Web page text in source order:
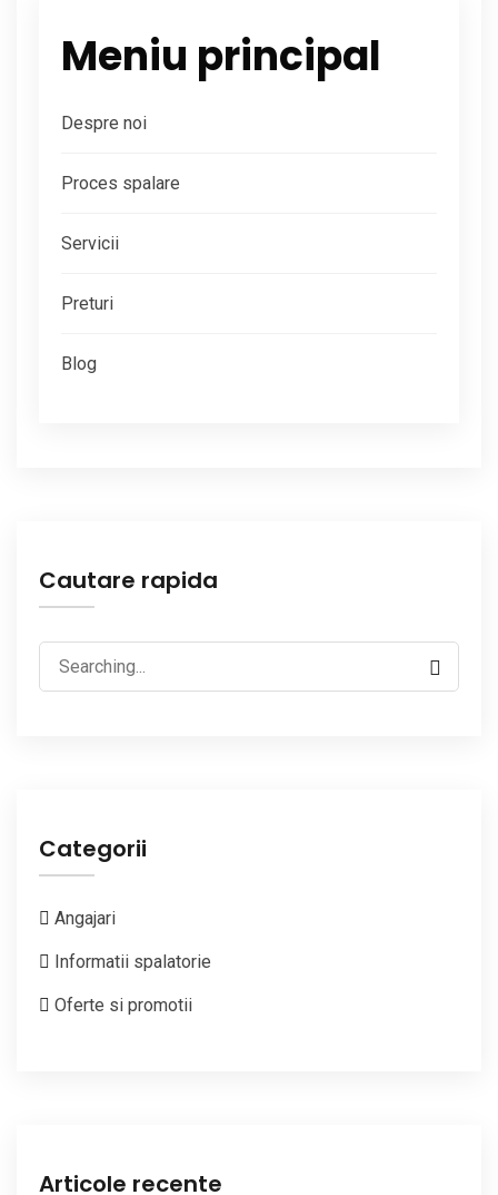
Meniu principal
Despre noi
Proces spalare
Servicii
Preturi
Blog
Cautare rapida
Search
for:
Categorii
Angajari
Informatii spalatorie
Oferte si promotii
Articole recente